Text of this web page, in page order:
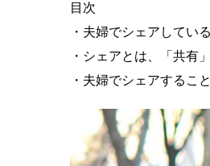
目次
・夫婦でシェアしてい
・シェアとは、「共有
・夫婦でシェアするこ